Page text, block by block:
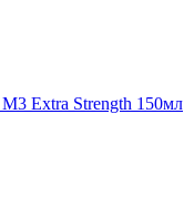
Extra Strength 150мл